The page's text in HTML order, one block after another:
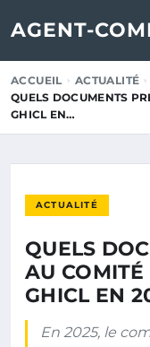
AGENT-
ACCUEIL
ACTUALITÉ
QUELS DOCUMENTS
GHICL EN…
ACTUALITÉ
QUELS
AU COMITÉ
GHICL EN
En 2025, le